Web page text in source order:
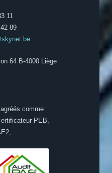
11
89
64 B-4000 Liège
comme
PEB,